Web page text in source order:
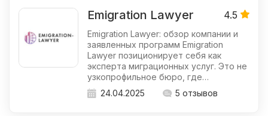
Emigration Lawyer 4.5
Emigration Lawyer: обзор компании и
заявленных программ Emigration
Lawyer позиционирует себя как
эксперта миграционных услуг. Это не
узкопрофильное бюро, где…
24.04.2025
5 отзывов